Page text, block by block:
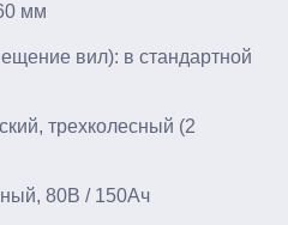
мм
вил): в стандартной
трехколесный (2
80В / 150Ач